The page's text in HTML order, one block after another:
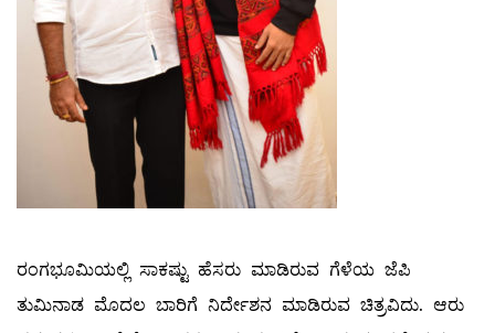
ರಂಗಭೂಮಿಯಲ್ಲಿ ಸಾಕಷ್ಟು‌ ಹೆಸರು ಮಾಡಿರುವ ಗೆಳೆಯ ಜೆಪಿ
ತುಮಿನಾಡ ಮೊದಲ ಬಾರಿಗೆ ನಿರ್ದೇಶನ ಮಾಡಿರುವ ಚಿತ್ರವಿದು. ಆರು